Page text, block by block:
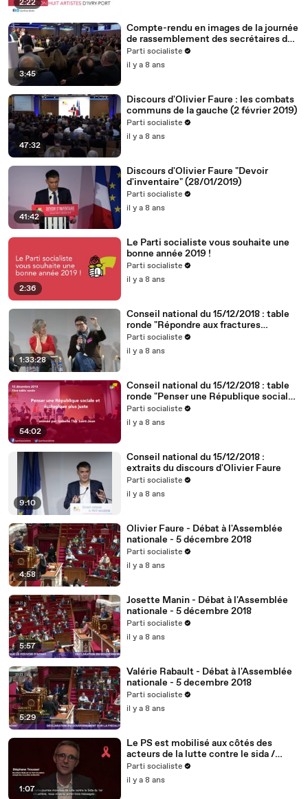
2:22
3:45
Compte-rendu en images de la journée
de rassemblement des secrétaires de
section (2.2.19)
Parti socialiste
il y a 8 ans
47:32
Discours d'Olivier Faure : les combats
communs de la gauche (2 février 2019)
Parti socialiste
il y a 8 ans
41:42
Discours d'Olivier Faure "Devoir
d'inventaire" (28/01/2019)
Parti socialiste
il y a 8 ans
2:36
Le Parti socialiste vous souhaite une
bonne année 2019 !
Parti socialiste
il y a 8 ans
1:33:28
Conseil national du 15/12/2018 : table
ronde "Répondre aux fractures
territoriales, républicaines et
démocratiques"
Parti socialiste
il y a 8 ans
54:02
Conseil national du 15/12/2018 : table
ronde "Penser une République sociale
et écologique plus juste"
Parti socialiste
il y a 8 ans
9:10
Conseil national du 15/12/2018 :
extraits du discours d'Olivier Faure
Parti socialiste
il y a 8 ans
4:58
Olivier Faure - Débat à l'Assemblée
nationale - 5 décembre 2018
Parti socialiste
il y a 8 ans
5:57
Josette Manin - Débat à l'Assemblée
nationale - 5 décembre 2018
Parti socialiste
il y a 8 ans
5:29
Valérie Rabault - Débat à l'Assemblée
nationale - 5 decembre 2018
Parti socialiste
il y a 8 ans
1:07
Le PS est mobilisé aux côtés des
acteurs de la lutte contre le sida /
Stéphane Troussel - 2/5
Parti socialiste
il y a 8 ans